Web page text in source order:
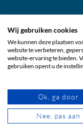
Wij gebruiken cookies
We kunnen deze plaatsen
website te verbeteren,
website-ervaring te bieden.
gebruiken opent u de
Ok, ga door
Nee, pas aan